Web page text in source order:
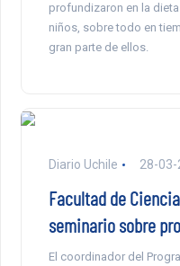
profundizaron en la
niños, sobre todo en
gran parte de ellos.
Diario Uchile 28-03-
Facultad de
seminario sobre
El coordinador del